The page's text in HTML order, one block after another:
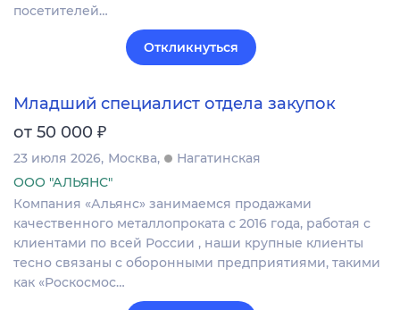
посетителей…
Откликнуться
Младший специалист отдела закупок
от 50 000 ₽
23 июля 2026 Москва
Нагатинская
ООО "АЛЬЯНС"
Компания «Альянс» занимаемся продажами
качественного металлопроката с 2016 года, работая с
клиентами по всей России , наши крупные клиенты
тесно связаны с оборонными предприятиями, такими
как «Роскосмос…